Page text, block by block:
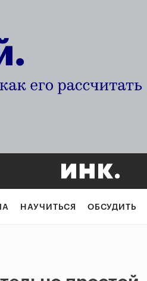
НАУЧИТЬСЯ ОБСУДИТЬ